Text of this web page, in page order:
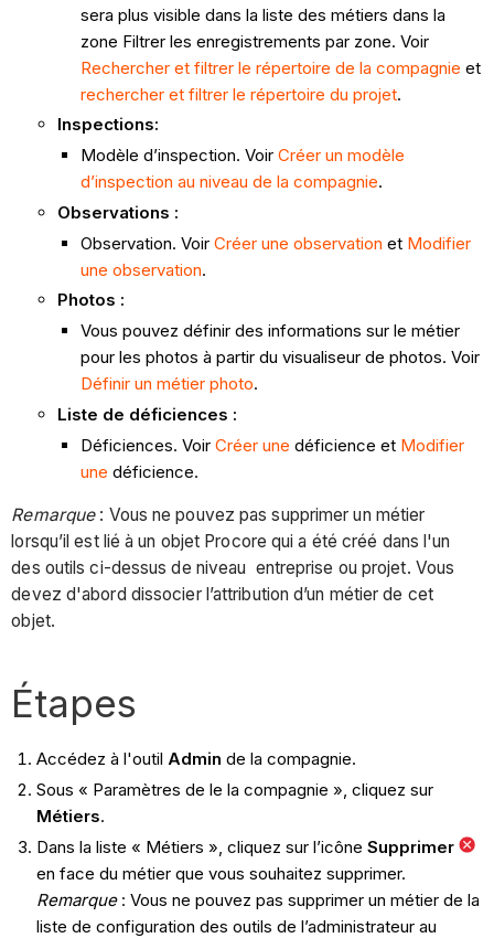
sera plus visible dans la liste des métiers dans la
zone Filtrer les enregistrements par zone. Voir
Rechercher et filtrer le répertoire de la compagnie et
rechercher et filtrer le répertoire du projet.
Inspections:
Modèle d’inspection. VoirCréer un modèle
d’inspection au niveau de la compagnie.
Observations :
Observation. VoirCréer une observation et Modifier
une observation.
Photos :
Vous pouvez définir des informations sur le métier
pour les photos à partir du visualiseur de photos. Voir
Définir un métier photo.
Liste de déficiences :
Déficiences. VoirCréer une déficience et Modifier
une déficience.
Remarque: Vous ne pouvez pas supprimer un métier
lorsqu’il est lié à un objet Procore qui a été créé dans l'un
des outils ci-dessus de niveau entreprise ou projet. Vous
devez d'abord dissocier l’attribution d’un métier de cet
objet.
Étapes
Accédez à l'outil Admin de la compagnie.
Sous « Paramètres de le la compagnie », cliquez sur
Métiers.
Dans la liste « Métiers », cliquez sur l’icône Supprimer
en face du métier que vous souhaitez supprimer.
Remarque: Vous ne pouvez pas supprimer un métier de la
liste de configuration des outils de l’administrateur au